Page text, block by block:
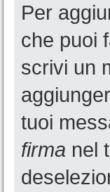
Per
che puoi
scrivi un
tuoi
firma nel